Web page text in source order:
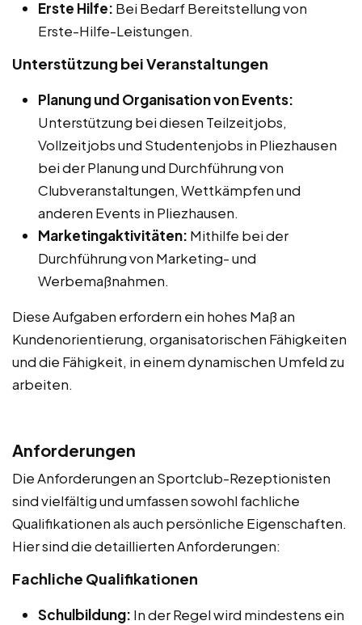
Erste Hilfe: Bei Bedarf Bereitstellung von
Erste-Hilfe-Leistungen.
Unterstützung bei Veranstaltungen
Planung und Organisation von Events:
Unterstützung bei diesen Teilzeitjobs,
Vollzeitjobs und Studentenjobs in Pliezhausen
bei der Planung und Durchführung von
Clubveranstaltungen, Wettkämpfen und
anderen Events in Pliezhausen.
Marketingaktivitäten: Mithilfe bei der
Durchführung von Marketing- und
Werbemaßnahmen.
Diese Aufgaben erfordern ein hohes Maß an
Kundenorientierung, organisatorischen Fähigkeiten
und die Fähigkeit, in einem dynamischen Umfeld zu
arbeiten.
Anforderungen
Die Anforderungen an Sportclub-Rezeptionisten
sind vielfältig und umfassen sowohl fachliche
Qualifikationen als auch persönliche Eigenschaften.
Hier sind die detaillierten Anforderungen:
Fachliche Qualifikationen
Schulbildung: In der Regel wird mindestens ein